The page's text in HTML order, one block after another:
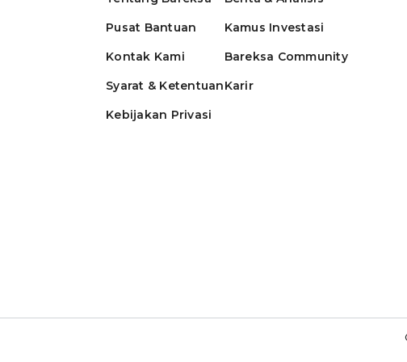
Pusat Bantuan
Kontak Kami
Syarat & Ketentuan
Kebijakan Privasi
Kamus Investasi
Bareksa Community
Karir